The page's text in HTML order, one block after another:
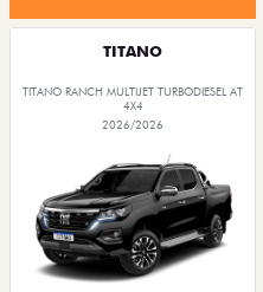
TITANO
TITANO RANCH MULTIJET TURBODIESEL AT
4X4
2026/2026